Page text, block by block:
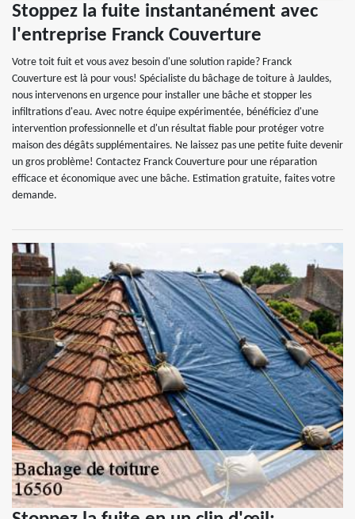
Stoppez la fuite instantanément avec
l'entreprise Franck Couverture
Votre toit fuit et vous avez besoin d'une solution rapide? Franck
Couverture est là pour vous! Spécialiste du bâchage de toiture à Jauldes,
nous intervenons en urgence pour installer une bâche et stopper les
infiltrations d'eau. Avec notre équipe expérimentée, bénéficiez d'une
intervention professionnelle et d'un résultat fiable pour protéger votre
maison des dégâts supplémentaires. Ne laissez pas une petite fuite devenir
un gros problème! Contactez Franck Couverture pour une réparation
efficace et économique avec une bâche. Estimation gratuite, faites votre
demande.